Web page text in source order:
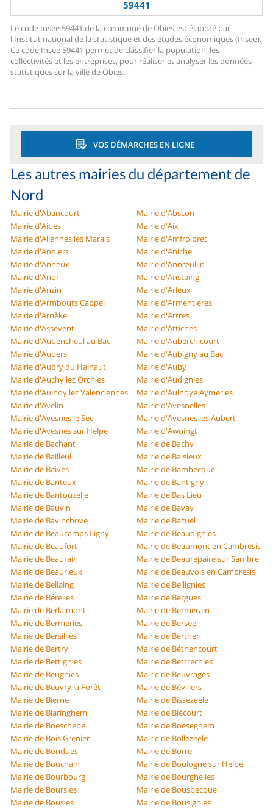
59441
Le code Insee 59441 de la commune de Obies est élaboré par
l'Institut national de la statistique et des études économiques (Insee).
Ce code Insee 59441 permet de classifier la population, les
collectivités et les entreprises, pour réaliser et analyser les données
statistiques sur la ville de Obies.
VOS DÉMARCHES EN LIGNE
Les autres mairies du département de
Nord
Mairie d'Abancourt
Mairie d'Abscon
Mairie d'Aibes
Mairie d'Aix
Mairie d'Allennes les Marais
Mairie d'Amfroipret
Mairie d'Anhiers
Mairie d'Aniche
Mairie d'Anneux
Mairie d'Annœullin
Mairie d'Anor
Mairie d'Anstaing
Mairie d'Anzin
Mairie d'Arleux
Mairie d'Armbouts Cappel
Mairie d'Armentières
Mairie d'Arnèke
Mairie d'Artres
Mairie d'Assevent
Mairie d'Attiches
Mairie d'Aubencheul au Bac
Mairie d'Auberchicourt
Mairie d'Aubers
Mairie d'Aubigny au Bac
Mairie d'Aubry du Hainaut
Mairie d'Auby
Mairie d'Auchy lez Orchies
Mairie d'Audignies
Mairie d'Aulnoy lez Valenciennes
Mairie d'Aulnoye Aymeries
Mairie d'Avelin
Mairie d'Avesnelles
Mairie d'Avesnes le Sec
Mairie d'Avesnes les Aubert
Mairie d'Avesnes sur Helpe
Mairie d'Awoingt
Mairie de Bachant
Mairie de Bachy
Mairie de Bailleul
Mairie de Baisieux
Mairie de Baives
Mairie de Bambecque
Mairie de Banteux
Mairie de Bantigny
Mairie de Bantouzelle
Mairie de Bas Lieu
Mairie de Bauvin
Mairie de Bavay
Mairie de Bavinchove
Mairie de Bazuel
Mairie de Beaucamps Ligny
Mairie de Beaudignies
Mairie de Beaufort
Mairie de Beaumont en Cambrésis
Mairie de Beaurain
Mairie de Beaurepaire sur Sambre
Mairie de Beaurieux
Mairie de Beauvois en Cambrésis
Mairie de Bellaing
Mairie de Bellignies
Mairie de Bérelles
Mairie de Bergues
Mairie de Berlaimont
Mairie de Bermerain
Mairie de Bermeries
Mairie de Bersée
Mairie de Bersillies
Mairie de Berthen
Mairie de Bertry
Mairie de Béthencourt
Mairie de Bettignies
Mairie de Bettrechies
Mairie de Beugnies
Mairie de Beuvrages
Mairie de Beuvry la Forêt
Mairie de Bévillers
Mairie de Bierne
Mairie de Bissezeele
Mairie de Blaringhem
Mairie de Blécourt
Mairie de Boeschepe
Mairie de Boëseghem
Mairie de Bois Grenier
Mairie de Bollezeele
Mairie de Bondues
Mairie de Borre
Mairie de Bouchain
Mairie de Boulogne sur Helpe
Mairie de Bourbourg
Mairie de Bourghelles
Mairie de Boursies
Mairie de Bousbecque
Mairie de Bousies
Mairie de Bousignies